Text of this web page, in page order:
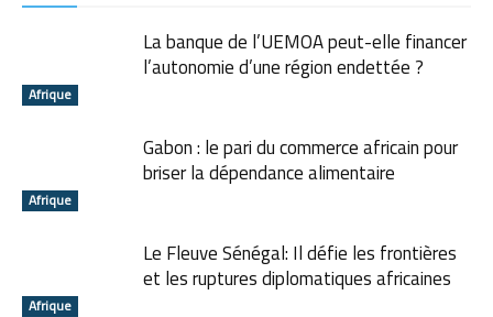
Afrique
La banque de l’UEMOA peut-elle financer
l’autonomie d’une région endettée ?
Afrique
Gabon : le pari du commerce africain pour
briser la dépendance alimentaire
Afrique
Le Fleuve Sénégal: Il défie les frontières
et les ruptures diplomatiques africaines